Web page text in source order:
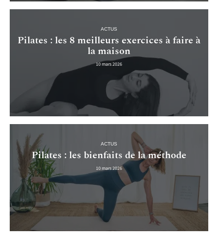
ACTUS
Pilates : les 8 meilleurs exercices à faire à
la maison
10 mars 2026
ACTUS
Pilates : les bienfaits de la méthode
10 mars 2026